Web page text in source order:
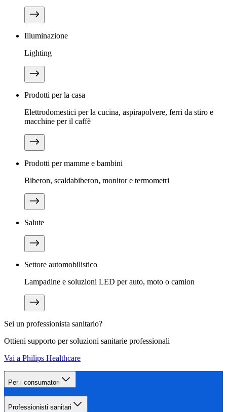
Illuminazione
Lighting
Prodotti per la casa
Elettrodomestici per la cucina, aspirapolvere, ferri da stiro e
macchine per il caffè
Prodotti per mamme e bambini
Biberon, scaldabiberon, monitor e termometri
Salute
Settore automobilistico
Lampadine e soluzioni LED per auto, moto o camion
Sei un professionista sanitario?
Ottieni supporto per soluzioni sanitarie professionali
Vai a Philips Healthcare
Per i consumatori
Professionisti sanitari